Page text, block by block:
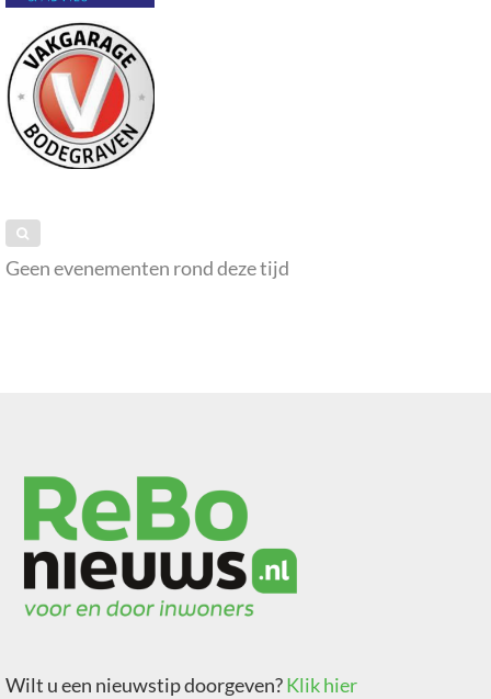
Geen evenementen rond deze tijd
Wilt u een nieuwstip doorgeven?Klik hier